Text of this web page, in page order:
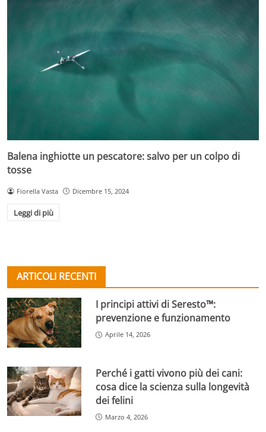
Balena inghiotte un pescatore: salvo per un colpo di
tosse
Fiorella Vasta Dicembre 15, 2024
Leggi di più
ARTICOLI RECENTI
I principi attivi di Seresto™:
prevenzione e funzionamento
Aprile 14, 2026
Perché i gatti vivono più dei cani:
cosa dice la scienza sulla longevità
dei felini
Marzo 4, 2026